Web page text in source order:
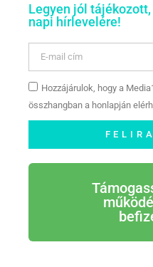
Legyen jól
napi hírlevelére!
Hozzájárulok, hogy a
összhangban a honlapján